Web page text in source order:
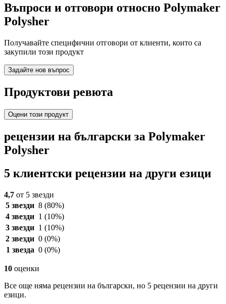
Въпроси и отговори относно Polymaker
Polysher
Получавайте специфични отговори от клиенти, които са
закупили този продукт
Задайте нов въпрос
Продуктови ревюта
Оцени този продукт
рецензии на български за Polymaker
Polysher
5 клиентски рецензии на други езици
4,7 от 5 звезди
5 звезди 8 (80%)
4 звезди 1 (10%)
3 звезди 1 (10%)
2 звезди 0 (0%)
1 звезда 0 (0%)
10 оценки
Все още няма рецензии на български, но 5 рецензии на други
езици.